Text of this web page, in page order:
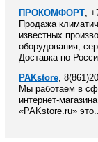
ПРОКОМФОРТ,
Продажа
известных
оборудования,
Доставка по
PAKstore,
Мы работаем в
интернет-
«PAKstore.ru»